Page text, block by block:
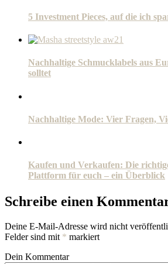
5 Investment Pieces, auf die ich
Nachhaltige Schmucklabels aus
solltet
Nachhaltige Mode: Vier Fragen,
Kaufen und Verkaufen: Die
Plattform für euch – ein Überblick
Schreibe einen
Deine E-Mail-Adresse wird nicht
Felder sind mit * markiert
Dein Kommentar